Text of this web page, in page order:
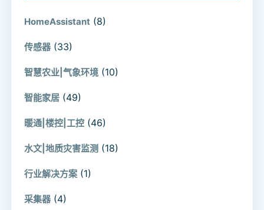
HomeAssistant (8)
传感器 (33)
智慧农业|气象环境 (10)
智能家居 (49)
暖通|楼控|工控 (46)
水文|地质灾害监测 (18)
行业解决方案 (1)
采集器 (4)